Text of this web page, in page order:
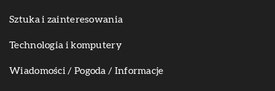
Sztuka i zainteresowania
Technologia i komputery
Wiadomości / Pogoda / Informacje